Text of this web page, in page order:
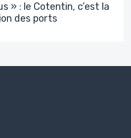
» : le Cotentin, c’est la
des ports